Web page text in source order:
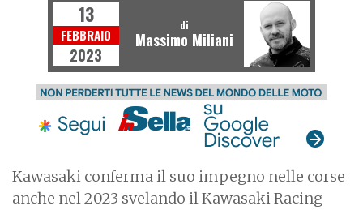
Kawasaki conferma il suo impegno nelle corse
anche nel 2023 svelando il Kawasaki Racing
13
FEBBRAIO
2023
di
Massimo Miliani